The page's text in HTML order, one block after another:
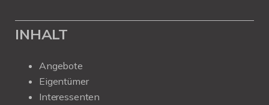
INHALT
Angebote
Eigentümer
Interessenten